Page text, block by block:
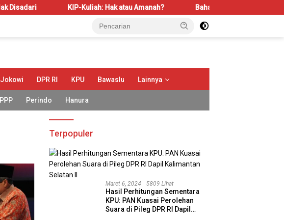
KIP-Kuliah: Hak atau Amanah? Bahas LBS dan LP2B, REI Kalbar
Jokowi DPR RI KPU Bawaslu Lainnya
PPP Perindo Hanura
Terpopuler
Maret 6, 2024 5809 Lihat
Hasil Perhitungan Sementara
KPU: PAN Kuasai Perolehan
Suara di Pileg DPR RI Dapil